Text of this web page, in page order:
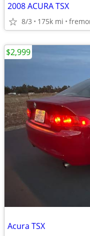
2008 ACURA TSX
8/3 175k mi
Acura TSX
$2,999